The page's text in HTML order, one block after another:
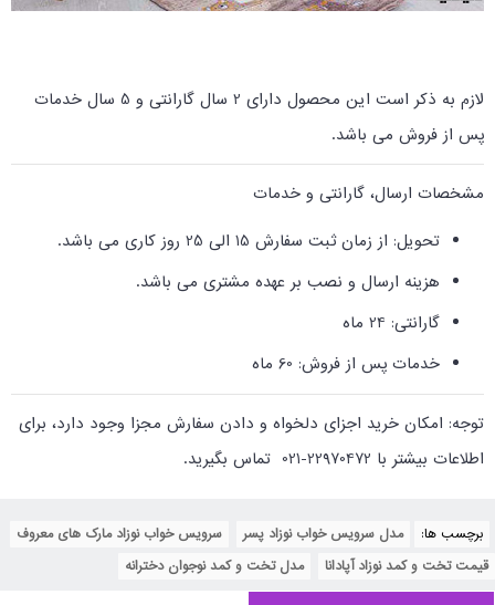
لازم به ذکر است این محصول دارای 2 سال گارانتی و 5 سال خدمات
پس از فروش می باشد.
مشخصات ارسال، گارانتی و خدمات
تحویل: از زمان ثبت سفارش 15 الی 25 روز کاری می باشد
.
هزینه ارسال و نصب بر عهده مشتری می باشد.
گارانتی: 24 ماه
خدمات پس از فروش: 60 ماه
توجه: امکان خرید اجزای دلخواه و دادن سفارش مجزا وجود دارد، برای
اطلاعات بیشتر با 22970472-021 تماس بگیرید
.
برچسب ها: مدل سرویس خواب نوزاد پسر سرویس خواب نوزاد مارک های معروف
قیمت تخت و کمد نوزاد آپادانا
مدل تخت و کمد نوجوان دخترانه